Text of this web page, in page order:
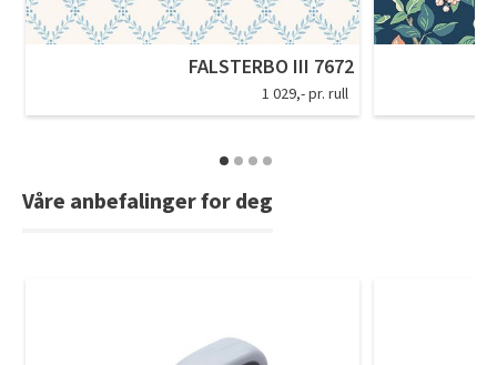
FALSTERBO III 7672
1 029,- pr. rull
Våre anbefalinger for deg